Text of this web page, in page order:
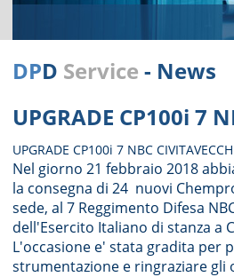
UPGRADE CP100i 7
UPGRADE CP100i 7 NBC
Nel giorno 21 febbraio 2018
la consegna di 24 nuovi
sede, al 7 Reggimento Difesa
dell'Esercito Italiano di stanza a
L'occasione e' stata gradita per
strumentazione e ringraziare gli
DPD Service - News